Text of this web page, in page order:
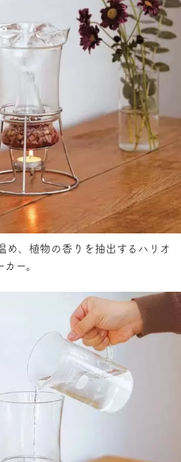
め、植物の香りを抽出するハリオ
ー。